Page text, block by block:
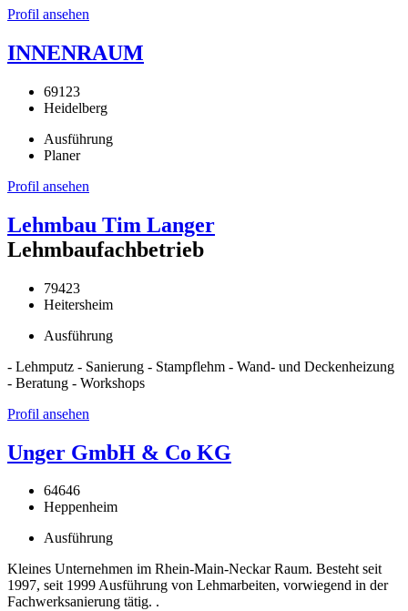
Profil ansehen
INNENRAUM
69123
Heidelberg
Ausführung
Planer
Profil ansehen
Lehmbau Tim Langer
Lehmbaufachbetrieb
79423
Heitersheim
Ausführung
- Lehmputz - Sanierung - Stampflehm - Wand- und Deckenheizung
- Beratung - Workshops
Profil ansehen
Unger GmbH & Co KG
64646
Heppenheim
Ausführung
Kleines Unternehmen im Rhein-Main-Neckar Raum. Besteht seit
1997, seit 1999 Ausführung von Lehmarbeiten, vorwiegend in der
Fachwerksanierung tätig. .